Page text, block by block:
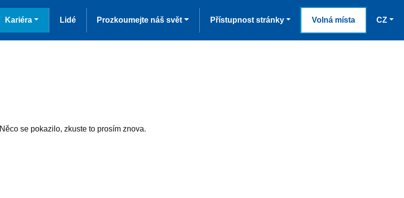
Kariéra Lidé Prozkoumejte náš svět Přístupnost stránky Volná místa CZ
Něco se pokazilo, zkuste to prosím znova.